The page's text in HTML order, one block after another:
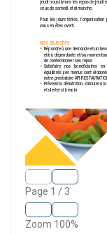
Page 1 / 3
Zoom 100%